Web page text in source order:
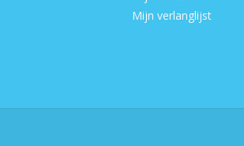
Mijn verlanglijst